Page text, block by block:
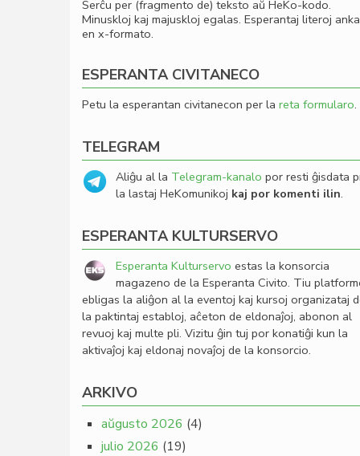
Serĉu per (fragmento de) teksto aŭ HeKo-kodo.
Minuskloj kaj majuskloj egalas. Esperantaj literoj
en x-formato.
ESPERANTA CIVITANECO
Petu la esperantan civitanecon per la reta formularo.
TELEGRAM
Aliĝu al la Telegram-kanalo por resti ĝisdata
la lastaj HeKomunikoj kaj por komenti ilin.
ESPERANTA KULTURSERVO
Esperanta Kulturservo estas la konsorcia
magazeno de la Esperanta Civito. Tiu
ebligas la aliĝon al la eventoj kaj kursoj organizataj
la paktintaj establoj, aĉeton de eldonaĵoj, abonon al
revuoj kaj multe pli. Vizitu ĝin tuj por konatiĝi kun la
aktivaĵoj kaj eldonaj novaĵoj de la konsorcio.
ARKIVO
aŭgusto 2026 (4)
julio 2026 (19)